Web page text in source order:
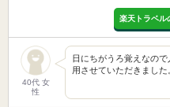
楽天トラベル
40代 女
性
日にちがうろ覚えなの
用させていただきまし